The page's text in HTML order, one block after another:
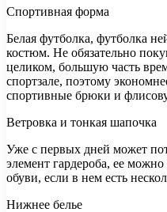
Спортивная форма
Белая футболка, футболка
костюм. Не обязательно
целиком, большую часть
спортзале, поэтому
спортивные брюки и
Ветровка и тонкая шапочка
Уже с первых дней может
элемент гардероба, ее
обуви, если в нем есть
Нижнее белье